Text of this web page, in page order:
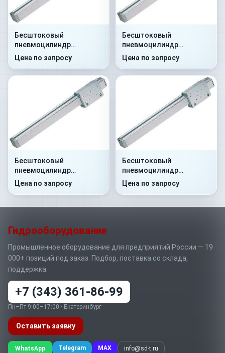
Бесштоковый
пневмоцилиндр
52R2C32A0700
Цена по запросу
Бесштоковый
пневмоцилиндр
52R2P40A0150
Цена по запросу
Бесштоковый
пневмоцилиндр
52R2C32A0800
Цена по запросу
Бесштоковый
пневмоцилиндр
52R2P40A0250
Цена по запросу
Гидрооборудование
Промышленное оборудование для предприятий России — 19
000+ позиций под заказ. Подбор, поставка со склада,
поддержка.
+7 (343) 361-86-99
Пн–Пт 9:00–17:00 · Екатеринбург
Оставить заявку
WhatsApp Telegram MAX info@sd-t.ru